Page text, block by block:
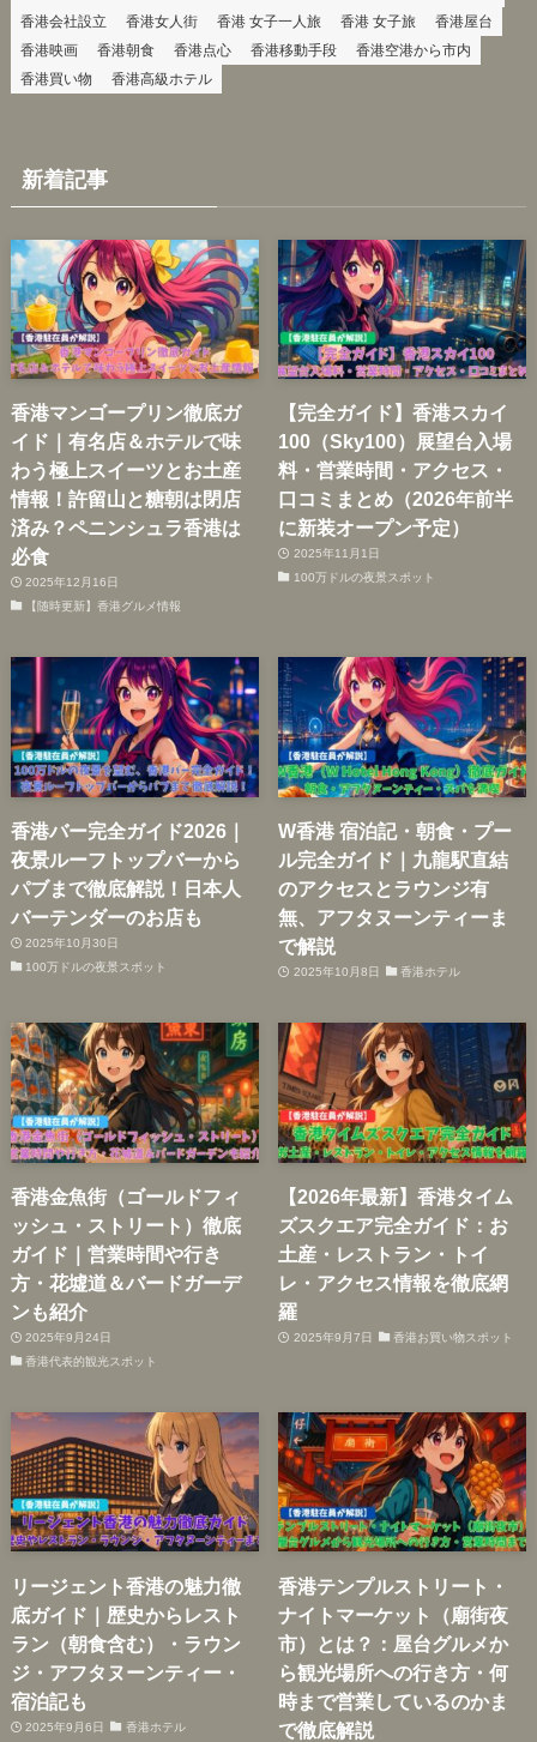
香港会社設立
香港女人街 香港 女子一人旅 香港 女子旅
香港屋台
香港映画
香港朝食 香港点心 香港移動手段
香港空港から市内
香港買い物
香港高級ホテル
新着記事
香港マンゴープリン徹底ガ
イド｜有名店＆ホテルで味
わう極上スイーツとお土産
情報！許留山と糖朝は閉店
済み？ペニンシュラ香港は
必食
2025年12月16日
【随時更新】香港グルメ情報
【完全ガイド】香港スカイ
100（Sky100）展望台入場
料・営業時間・アクセス・
口コミまとめ（2026年前半
に新装オープン予定）
2025年11月1日
100万ドルの夜景スポット
香港バー完全ガイド2026｜
夜景ルーフトップバーから
パブまで徹底解説！日本人
バーテンダーのお店も
2025年10月30日
100万ドルの夜景スポット
W香港 宿泊記・朝食・プー
ル完全ガイド｜九龍駅直結
のアクセスとラウンジ有
無、アフタヌーンティーま
で解説
2025年10月8日 香港ホテル
香港金魚街（ゴールドフィ
ッシュ・ストリート）徹底
ガイド｜営業時間や行き
方・花墟道＆バードガーデ
ンも紹介
2025年9月24日
香港代表的観光スポット
【2026年最新】香港タイム
ズスクエア完全ガイド：お
土産・レストラン・トイ
レ・アクセス情報を徹底網
羅
2025年9月7日 香港お買い物スポット
リージェント香港の魅力徹
底ガイド｜歴史からレスト
ラン（朝食含む）・ラウン
ジ・アフタヌーンティー・
宿泊記も
2025年9月6日 香港ホテル
香港テンプルストリート・
ナイトマーケット（廟街夜
市）とは？：屋台グルメか
ら観光場所への行き方・何
時まで営業しているのかま
で徹底解説